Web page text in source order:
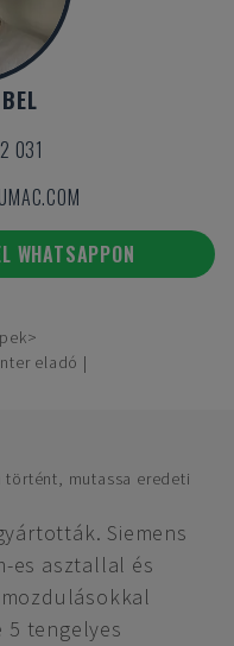
031
WHATSAPPON
eladó |
mutassa eredeti
Siemens
es asztallal és
5 tengelyes